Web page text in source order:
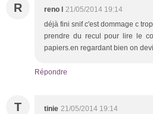
R reno l 21/05/2014 19:14
déjà fini snif c'est dommage c
prendre du recul pour lire le
papiers.en regardant bien on
Répondre
T tinie 21/05/2014 19:14